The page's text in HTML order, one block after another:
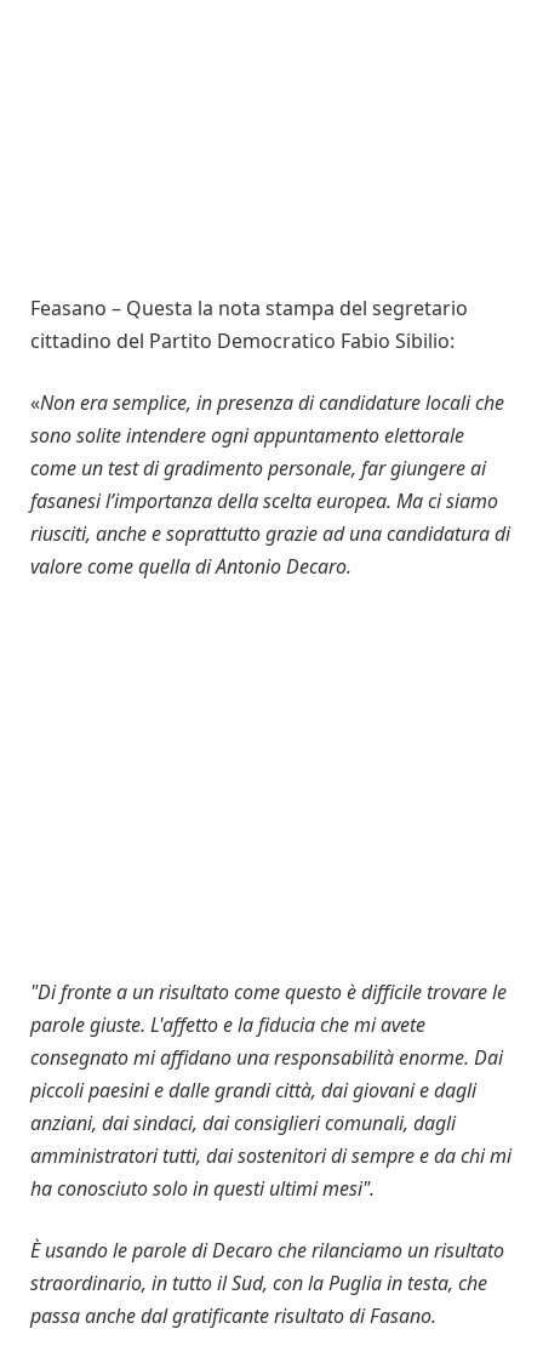
Feasano – Questa la nota stampa del segretario
cittadino del Partito Democratico Fabio Sibilio:
«Non era semplice, in presenza di candidature locali che
sono solite intendere ogni appuntamento elettorale
come un test di gradimento personale, far giungere ai
fasanesi l’importanza della scelta europea. Ma ci siamo
riusciti, anche e soprattutto grazie ad una candidatura di
valore come quella di Antonio Decaro.
"Di fronte a un risultato come questo è difficile trovare le
parole giuste. L'affetto e la fiducia che mi avete
consegnato mi affidano una responsabilità enorme. Dai
piccoli paesini e dalle grandi città, dai giovani e dagli
anziani, dai sindaci, dai consiglieri comunali, dagli
amministratori tutti, dai sostenitori di sempre e da chi mi
ha conosciuto solo in questi ultimi mesi".
È usando le parole di Decaro che rilanciamo un risultato
straordinario, in tutto il Sud, con la Puglia in testa, che
passa anche dal gratificante risultato di Fasano.